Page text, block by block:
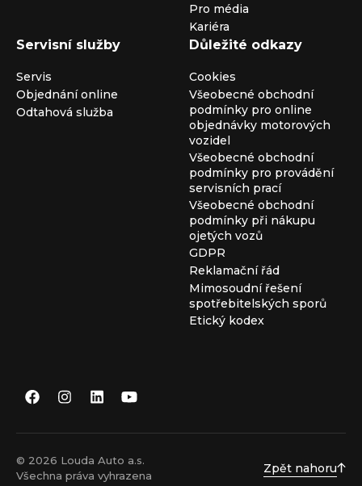
Pro média
Kariéra
Servisní služby
Servis
Objednání online
Odtahová služba
Důležité odkazy
Cookies
Všeobecné obchodní
podmínky pro online
objednávky motorových
vozidel
Všeobecné obchodní
podmínky pro provádění
servisních prací
Všeobecné obchodní
podmínky při nákupu
ojetých vozů
GDPR
Reklamační řád
Mimosoudní řešení
spotřebitelských sporů
Etický kodex
© 2026 Louda Auto a.s.
Všechna práva vyhrazena
Zpět nahoru